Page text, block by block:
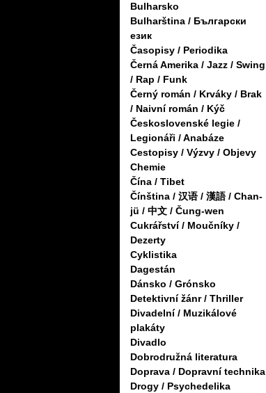
Bulharsko
Bulharština / Български
език
Časopisy / Periodika
Černá Amerika / Jazz / Swing
/ Rap / Funk
Černý román / Krváky / Brak
/ Naivní román / Kýč
Československé legie /
Legionáři / Anabáze
Cestopisy / Výzvy / Objevy
Chemie
Čína / Tibet
Čínština / 汉语 / 漢語 / Chan-
jü / 中文 / Čung-wen
Cukrářství / Moučníky /
Dezerty
Cyklistika
Dagestán
Dánsko / Grónsko
Detektivní žánr / Thriller
Divadelní / Muzikálové
plakáty
Divadlo
Dobrodružná literatura
Doprava / Dopravní technika
Drogy / Psychedelika